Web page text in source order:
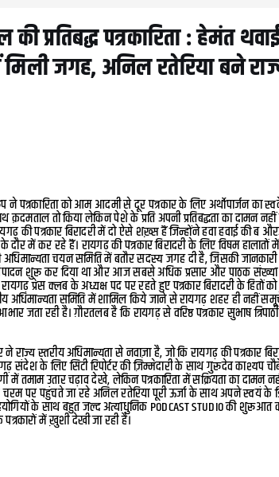
प्रतिबद्ध पत्रकारिता : हेमंत
जगह, अनिल रतेरिया बने
को आम आदमी से दूर पत्रकार के लिए अर्थोपार्जन का
तो किया लेकिन पेशे के प्रति अपनी प्रतिबद्धता का दामन
की पत्रकार बिरादरी में दो ऐसे शख़्स हैं जिन्होंने हवा हवाई की
में कर रहे हैं। रायगढ़ की पत्रकार बिरादरी के लिए विषम हालातों
चयन समिति में बतौर सदस्य जगह दी है, जिसकी
संपादन शुरू कर दिया था और आज सबसे अधिक प्रसार और पाठक
प्रेस क्लब के अध्यक्ष पद पर रहते हुए पत्रकार बिरादरी के हितों
समिति में शामिल किये जाने से रायगढ़ शहर ही नहीं
जता रही है। ग़ौरतलब है कि रायगढ़ से वरिष्ठ पत्रकार सुभाष
राज्य स्तरीय अधिमान्यता से नवाज़ा है, जो कि रायगढ़ की पत्रकार
संदेश के लिए सिटी रिपोर्टर की ज़िम्मेदारी के साथ गुरूदेव काश्यप
तमाम उतार चढ़ाव देखे, लेकिन पत्रकारिता में सक्रियता का दामन
पर पहुंचते जा रहे अनिल रतेरिया पूरी ऊर्जा के साथ अपने स्वयं के
के साथ बहुत जल्द अत्याधुनिक PODCAST STUDIO की
में ख़ुशी देखी जा रही है।